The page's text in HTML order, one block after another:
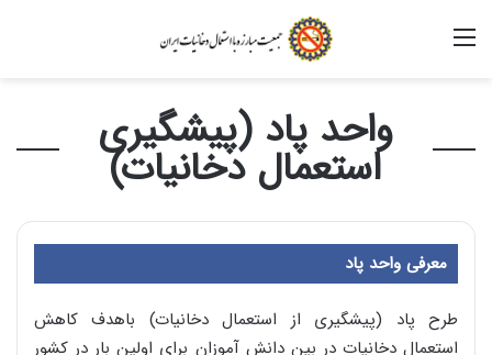
واحد پاد (پیشگیری
استعمال دخانیات)
معرفی واحد پاد
طرح پاد (پیشگیری از استعمال دخانیات) باهدف کاهش
استعمال دخانیات در بین دانش آموزان برای اولین بار در کشور